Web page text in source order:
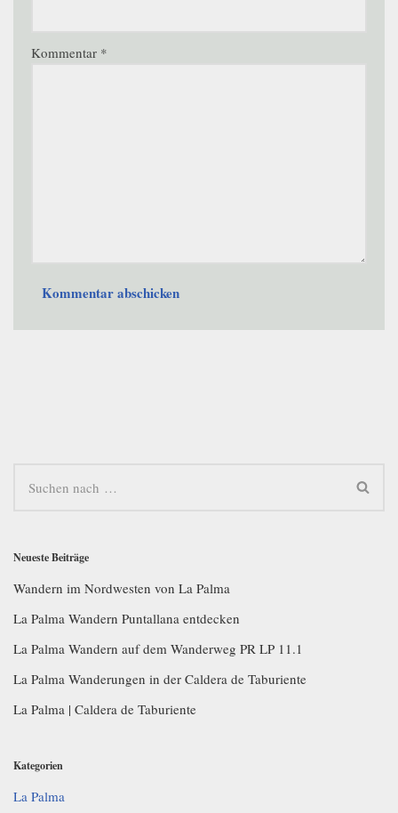
Kommentar *
Neueste Beiträge
Wandern im Nordwesten von La Palma
La Palma Wandern Puntallana entdecken
La Palma Wandern auf dem Wanderweg PR LP 11.1
La Palma Wanderungen in der Caldera de Taburiente
La Palma | Caldera de Taburiente
Kategorien
La Palma